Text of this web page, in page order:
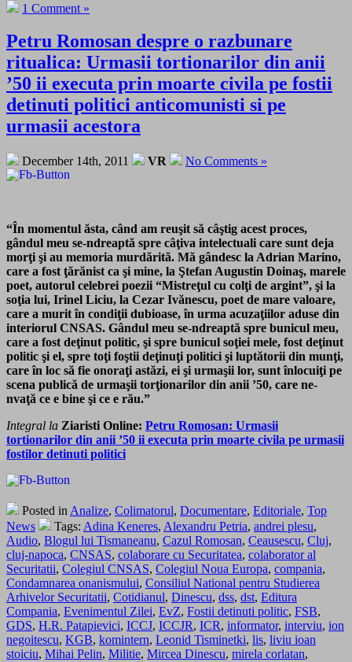
1 Comment »
Petru Romosan despre o razbunare
ritualica: Urmasii tortionarilor din anii
’50 ii executa prin moarte civila pe fostii
detinuti politici anticomunisti si pe
urmasii acestora
December 14th, 2011 VR No Comments »
“În momentul ăsta, când am reuşit să câştig acest proces,
gândul meu se-ndreaptă spre câţiva intelectuali care sunt deja
morţi şi au memoria murdărită. Mă gândesc la Adrian Marino,
care a fost ţărănist ca şi mine, la Ştefan Augustin Doinaş, marele
poet, autorul celebrei poezii “Mistreţul cu colţi de argint”, şi la
soţia lui, Irinel Liciu, la Cezar Ivănescu, poet de mare valoare,
care a murit în condiţii dubioase, în urma acuzaţiilor aduse din
interiorul CNSAS. Gândul meu se-ndreaptă spre bunicul meu,
care a fost deţinut politic, şi spre bunicul soţiei mele, fost deţinut
politic şi el, spre toţi foştii deţinuţi politici şi luptătorii din munţi,
care în loc să fie onoraţi astăzi, ei şi urmaşii lor, sunt înlocuiţi pe
scena publică de urmaşii torţionarilor din anii ’50, care ne-
nvaţă ce e bine şi ce e rău.”
Integral la Ziaristi Online: Petru Romosan: Urmasii
tortionarilor din anii ’50 ii executa prin moarte civila pe urmasii
fostilor detinuti politici
Posted in Analize, Colimatorul, Documentare, Editoriale, Top
News
Tags: Adina Keneres, Alexandru Petria, andrei plesu,
Audio, Blogul lui Tismaneanu, Cazul Romosan, Ceausescu, Cluj,
cluj-napoca, CNSAS, colaborare cu Securitatea, colaborator al
Securitatii, Colegiul CNSAS, Colegiul Noua Europa, compania,
Condamnarea onanismului, Consiliul National pentru Studierea
Arhivelor Securitatii, Cotidianul, Dinescu, dss, dst, Editura
Compania, Evenimentul Zilei, EvZ, Fostii detinuti politic, FSB,
GDS, H.R. Patapievici, ICCJ, ICCJR, ICR, informator, interviu, ion
negoitescu, KGB, komintern, Leonid Tisminetki, lis, liviu ioan
stoiciu, Mihai Pelin, Militie, Mircea Dinescu, mirela corlatan,